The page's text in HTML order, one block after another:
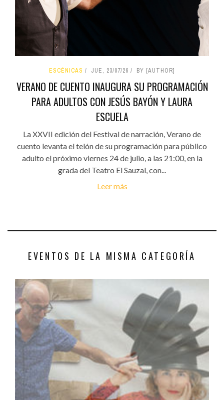
ESCÉNICAS JUE, 23/07/26 BY [AUTHOR]
VERANO DE CUENTO INAUGURA SU PROGRAMACIÓN
PARA ADULTOS CON JESÚS BAYÓN Y LAURA
ESCUELA
La XXVII edición del Festival de narración, Verano de
cuento levanta el telón de su programación para público
adulto el próximo viernes 24 de julio, a las 21:00, en la
grada del Teatro El Sauzal, con...
Leer más
EVENTOS DE LA MISMA CATEGORÍA